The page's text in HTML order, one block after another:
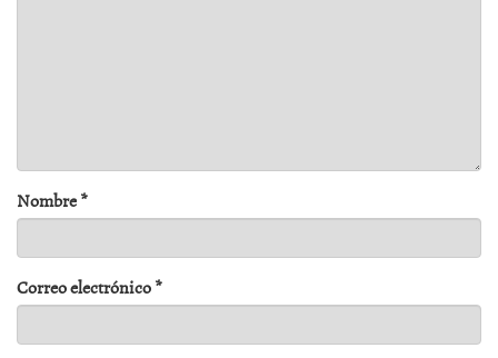
Nombre*
Correo electrónico*